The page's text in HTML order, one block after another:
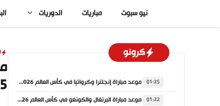
المحتوى
نيو سبوت مباريات الدوريات
كرونو
01:25 موعد مباراة إنجلترا وكرواتيا في كأس العالم 2026 والقنوات الناقلة
01:22 موعد مباراة البرتغال والكونغو في كأس العالم 2026 والقنوات الناقلة